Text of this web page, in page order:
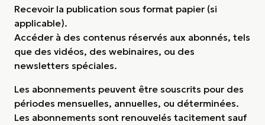
Recevoir la publication sous format papier (si
applicable).
Accéder à des contenus réservés aux abonnés, tels
que des vidéos, des webinaires, ou des
newsletters spéciales.
Les abonnements peuvent être souscrits pour des
périodes mensuelles, annuelles, ou déterminées.
Les abonnements sont renouvelés tacitement sauf